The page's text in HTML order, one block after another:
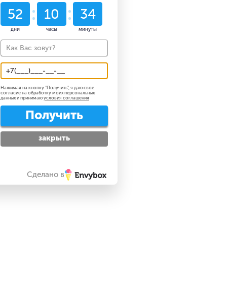
52
дни
10
часы
34
минуты
Нажимая на кнопку "Получить", я даю свое
согласие на обработку моих персональных
данных и принимаю условия соглашения
Получить
закрыть
Сделано в